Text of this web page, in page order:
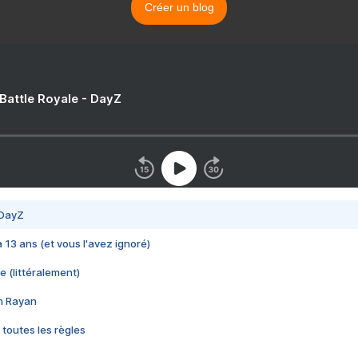
Créer un blog
Royale - DayZ
13 ans (et vous l'avez ignoré)
(littéralement)
Rayan
toutes les règles